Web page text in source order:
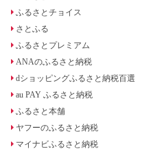
ふるさとチョイス
さとふる
ふるさとプレミアム
ANAのふるさと納税
dショッピングふるさと納税百選
au PAY ふるさと納税
ふるさと本舗
ヤフーのふるさと納税
マイナビふるさと納税